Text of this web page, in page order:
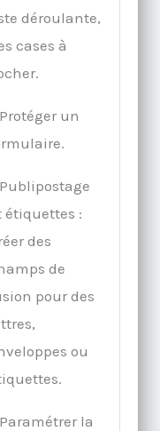
déroulante,
cases à
un
étiquettes :
des
de
pour des
ou
la